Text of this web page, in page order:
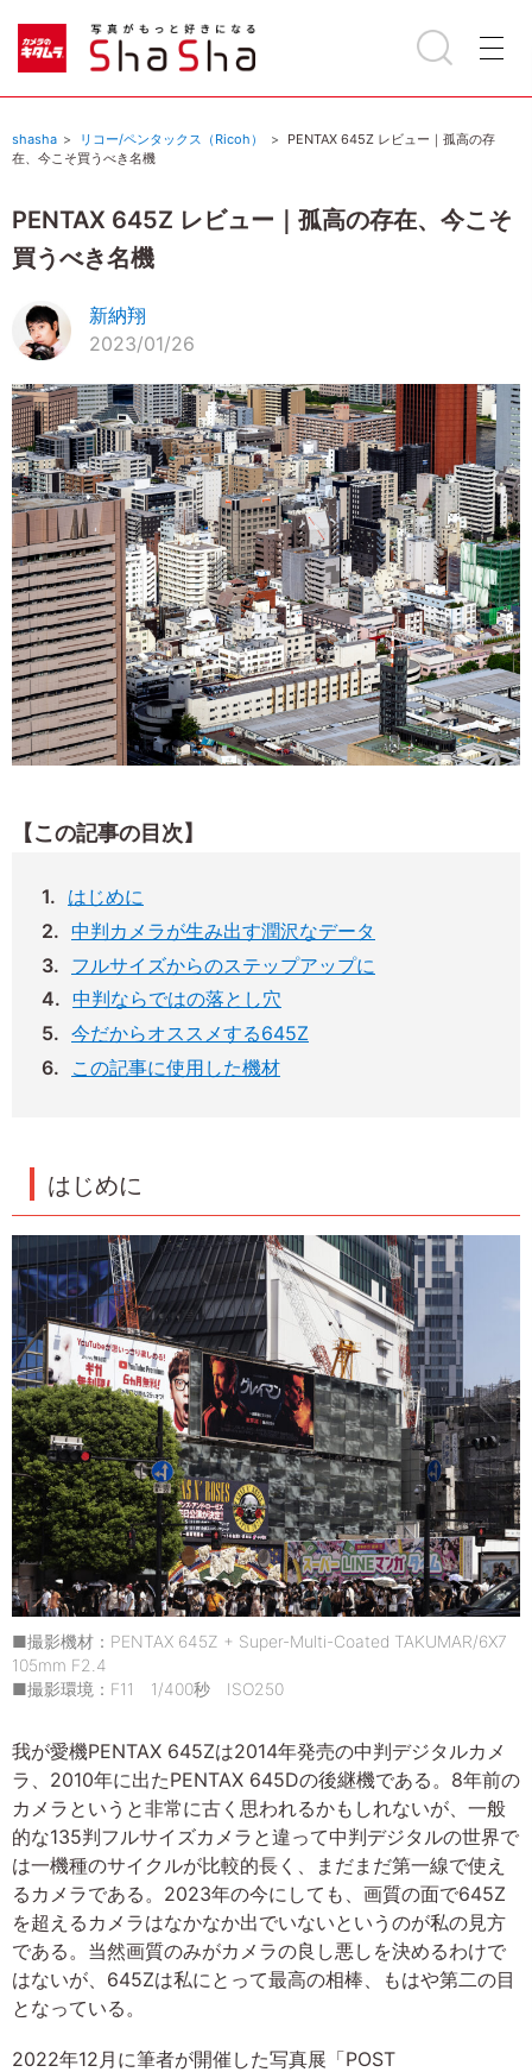
shasha リコー/ペンタックス（Ricoh）
PENTAX 645Z レビュー｜孤高の存
在、今こそ買うべき名機
PENTAX 645Z レビュー｜孤高の存在、今こそ
買うべき名機
新納翔
2023/01/26
【この記事の目次】
はじめに
中判カメラが生み出す潤沢なデータ
フルサイズからのステップアップに
中判ならではの落とし穴
今だからオススメする645Z
この記事に使用した機材
はじめに
■撮影機材：PENTAX 645Z + Super-Multi-Coated TAKUMAR/6X7
105mm F2.4
■撮影環境：F11 1/400秒 ISO250
我が愛機PENTAX 645Zは2014年発売の中判デジタルカメ
ラ、2010年に出たPENTAX 645Dの後継機である。8年前の
カメラというと非常に古く思われるかもしれないが、一般
的な135判フルサイズカメラと違って中判デジタルの世界で
は一機種のサイクルが比較的長く、まだまだ第一線で使え
るカメラである。2023年の今にしても、画質の面で645Z
を超えるカメラはなかなか出でいないというのが私の見方
である。当然画質のみがカメラの良し悪しを決めるわけで
はないが、645Zは私にとって最高の相棒、もはや第二の目
となっている。
2022年12月に筆者が開催した写真展「POST